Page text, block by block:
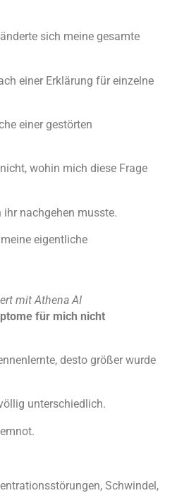
sich meine gesamte
einer Erklärung für einzelne
einer gestörten
wohin mich diese Frage
nachgehen musste.
eigentliche
mit Athena AI
für mich nicht
desto größer wurde
unterschiedlich.
Schwindel,